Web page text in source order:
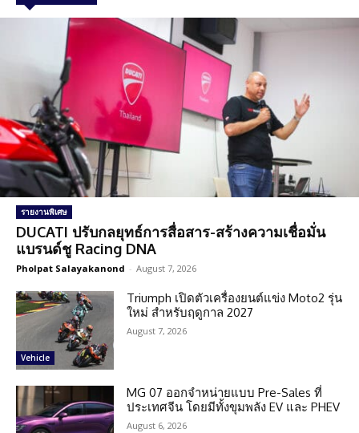
รายงานพิเศษ
DUCATI ปรับกลยุทธ์การสื่อสาร-สร้างความเชื่อมั่น
แบรนด์ชู Racing DNA
Pholpat Salayakanond - August 7, 2026
Vehicle
Triumph เปิดตัวเครื่องยนต์แข่ง Moto2 รุ่น
ใหม่ สำหรับฤดูกาล 2027
August 7, 2026
MG 07 ออกจำหน่ายแบบ Pre-Sales ที่
ประเทศจีน โดยมีทั้งขุมพลัง EV และ PHEV
August 6, 2026